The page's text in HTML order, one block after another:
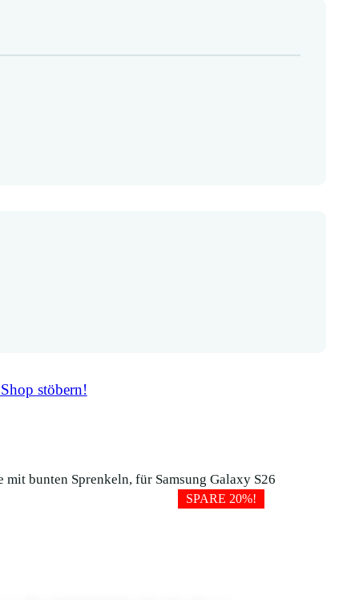
stöbern!
bunten Sprenkeln, für Samsung Galaxy S26
SPARE 20%!